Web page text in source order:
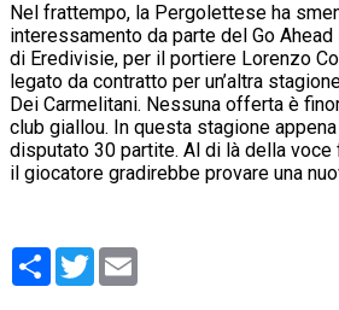
Nel frattempo, la Pergolettese ha
interessamento da parte del Go Ahead
di Eredivisie, per il portiere Lorenzo
legato da contratto per un’altra
Dei Carmelitani. Nessuna offerta è
club giallou. In questa stagione
disputato 30 partite. Al di là della voce
il giocatore gradirebbe provare una
Condividi
Twitter